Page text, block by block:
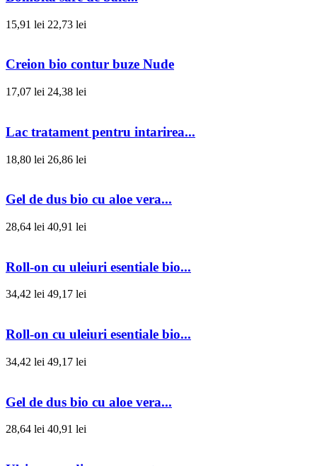
15,91 lei 22,73 lei
Creion bio contur buze Nude
17,07 lei 24,38 lei
Lac tratament pentru intarirea...
18,80 lei 26,86 lei
Gel de dus bio cu aloe vera...
28,64 lei 40,91 lei
Roll-on cu uleiuri esentiale bio...
34,42 lei 49,17 lei
Roll-on cu uleiuri esentiale bio...
34,42 lei 49,17 lei
Gel de dus bio cu aloe vera...
28,64 lei 40,91 lei